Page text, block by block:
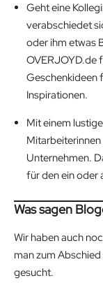
Geht eine
verabschiedet
oder ihm etwas
OVERJOYD.de
Geschenkideen
Inspirationen.
Mit einem
Unternehmen.
für den ein oder
Was sagen
Wir haben auch
man zum
gesucht.